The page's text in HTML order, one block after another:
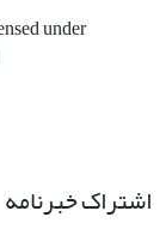
under
اشتراک خبرنامه